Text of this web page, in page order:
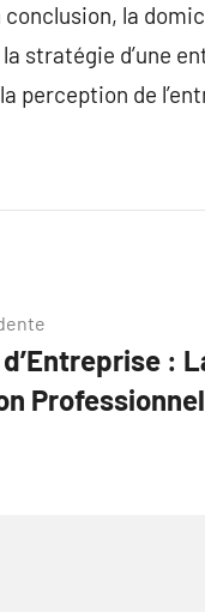
conclusion, la
la stratégie d’une
perception de
: